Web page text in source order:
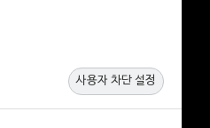
사용자 차단 설정